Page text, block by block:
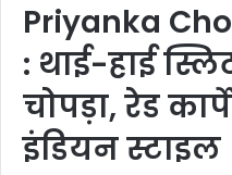
Priyanka
: थाई-हाई
चोपड़ा, रेड
इंडियन स्टाइल